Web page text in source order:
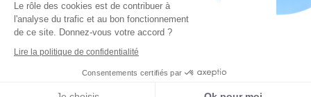
Plan du site
Mentions légales
Le rôle des cookies est de contribuer à
l'analyse du trafic et au bon fonctionnement
de ce site. Donnez-vous votre accord ?
Lire la politique de confidentialité
Consentements certifiés par